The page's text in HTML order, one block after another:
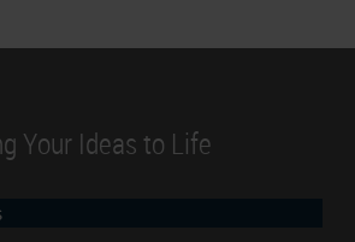
Your Ideas to Life